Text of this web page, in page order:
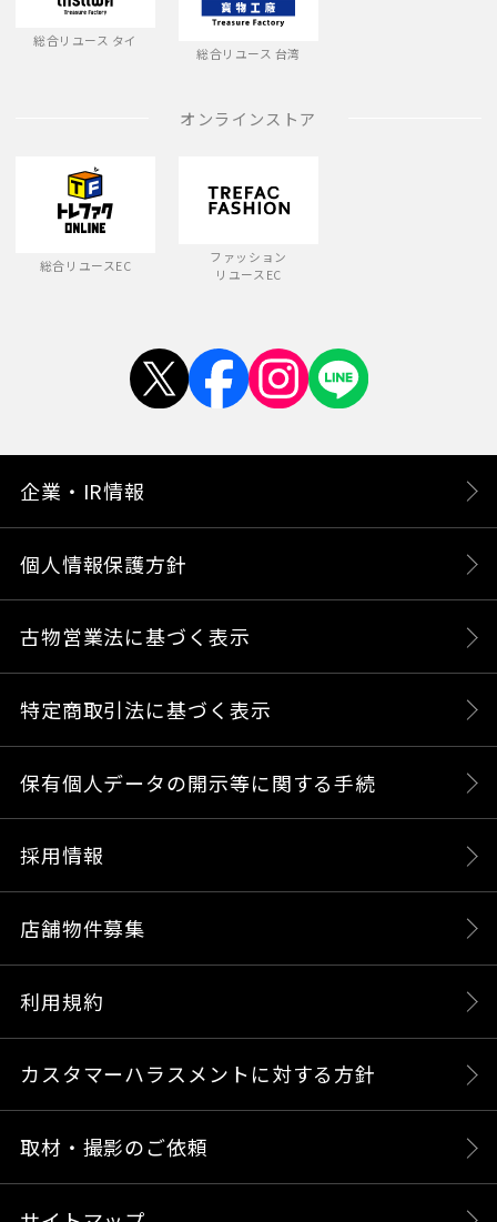
総合リユース タイ
総合リユース 台湾
オンラインストア
総合リユースEC
ファッション
リユースEC
企業・IR情報
個人情報保護方針
古物営業法に基づく表示
特定商取引法に基づく表示
保有個人データの開示等に関する手続
採用情報
店舗物件募集
利用規約
カスタマーハラスメントに対する方針
取材・撮影のご依頼